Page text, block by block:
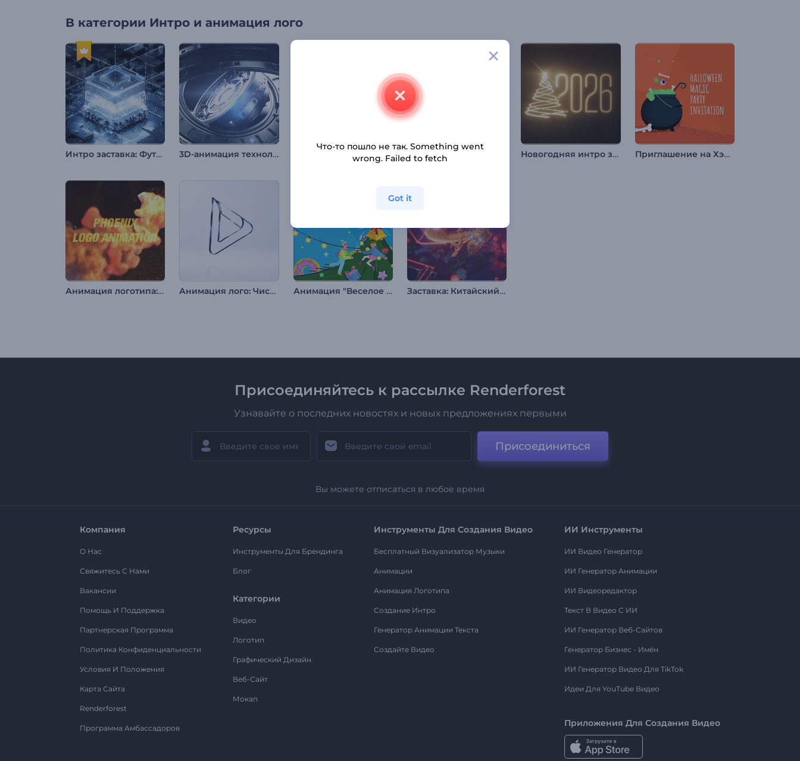
В категории Интро и анимация лого
Интро заставка: Футуристичный хай-тек 3D-анимация технологического логотипа Анимация лого: Чертеж шестиугольника Новогодняя интро заставка Мерцание огней Приглашение на Хэллоуин
Анимация логотипа: Феникс Анимация лого: Чистые линии Анимация "Веселое Рождество" Заставка: Китайский Новый год
Присоединяйтесь к рассылке Renderforest
Узнавайте о последних новостях и новых предложениях первыми
Присоединиться
Вы можете отписаться в любое время
Компания
О Нас
Свяжитесь С Нами
Вакансии
Помощь И Поддержка
Партнерская Программа
Политика Конфиденциальности
Условия И Положения
Карта Сайта
Renderforest
Программа Амбассадоров
Ресурсы
Инструменты Для Брендинга
Блог
Категории
Видео
Логотип
Графический Дизайн
Веб-Сайт
Мокап
Инструменты Для Создания Видео
Бесплатный Визуализатор Музыки
Анимации
Анимация Логотипа
Создание Интро
Генератор Анимации Текста
Создайте Видео
ИИ Инструменты
ИИ Видео Генератор
ИИ Генератор Анимации
ИИ Видеоредактор
Текст В Видео С ИИ
ИИ Генератор Веб-Сайтов
Генератор Бизнес - Имён
ИИ Генератор Видео Для TikTok
Идеи Для YouTube Видео
Приложения Для Создания Видео
Что-то пошло не так. Something went
wrong. Failed to fetch
Got it